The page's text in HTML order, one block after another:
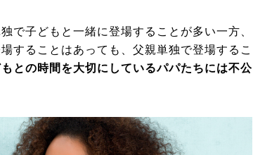
で子どもと一緒に登場することが多い一方、
することはあっても、父親単独で登場するこ
との時間を大切にしているパパたちには不公